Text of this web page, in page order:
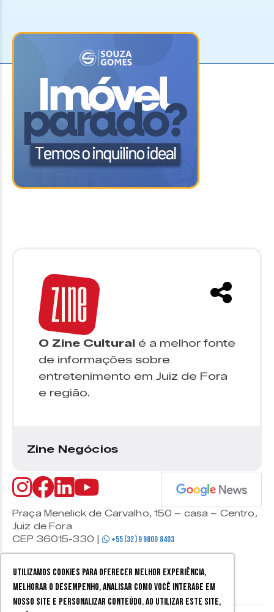
Utilizamos cookies para oferecer melhor experiência,
melhorar o desempenho, analisar como você interage em
nosso site e personalizar conteúdo. Ao utilizar este site,
O Zine Cultural é a melhor fonte
de informações sobre
entretenimento em Juiz de Fora
e região.
Zine Negócios
Praça Menelick de Carvalho, 150 – casa – Centro,
Juiz de Fora
CEP 36015-330 |
+55 (32) 9 9800 8403